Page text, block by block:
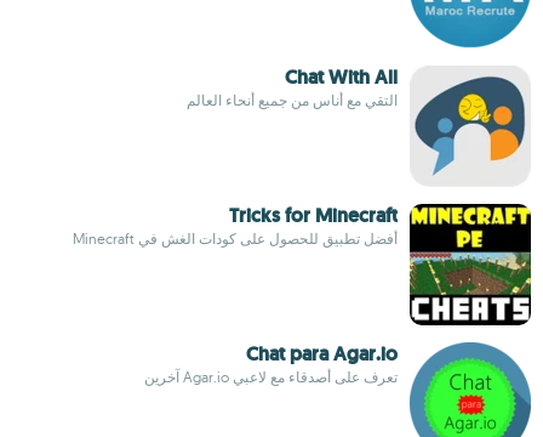
Chat With All
التقي مع أناس من جميع أنحاء العالم
Tricks for Minecraft
أفضل تطبيق للحصول على كودات الغش في Minecraft
Chat para Agar.io
تعرف على أصدقاء مع لاعبي Agar.io آخرين